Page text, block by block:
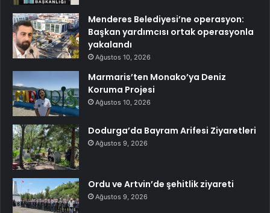
Menderes Belediyesi’ne operasyon:
Başkan yardımcısı ortak operasyonla
yakalandı
Ağustos 10, 2026
Marmaris’ten Monako’ya Deniz
Koruma Projesi
Ağustos 10, 2026
Dodurga’da Bayram Arifesi Ziyaretleri
Ağustos 9, 2026
Ordu ve Artvin’de şehitlik ziyareti
Ağustos 9, 2026